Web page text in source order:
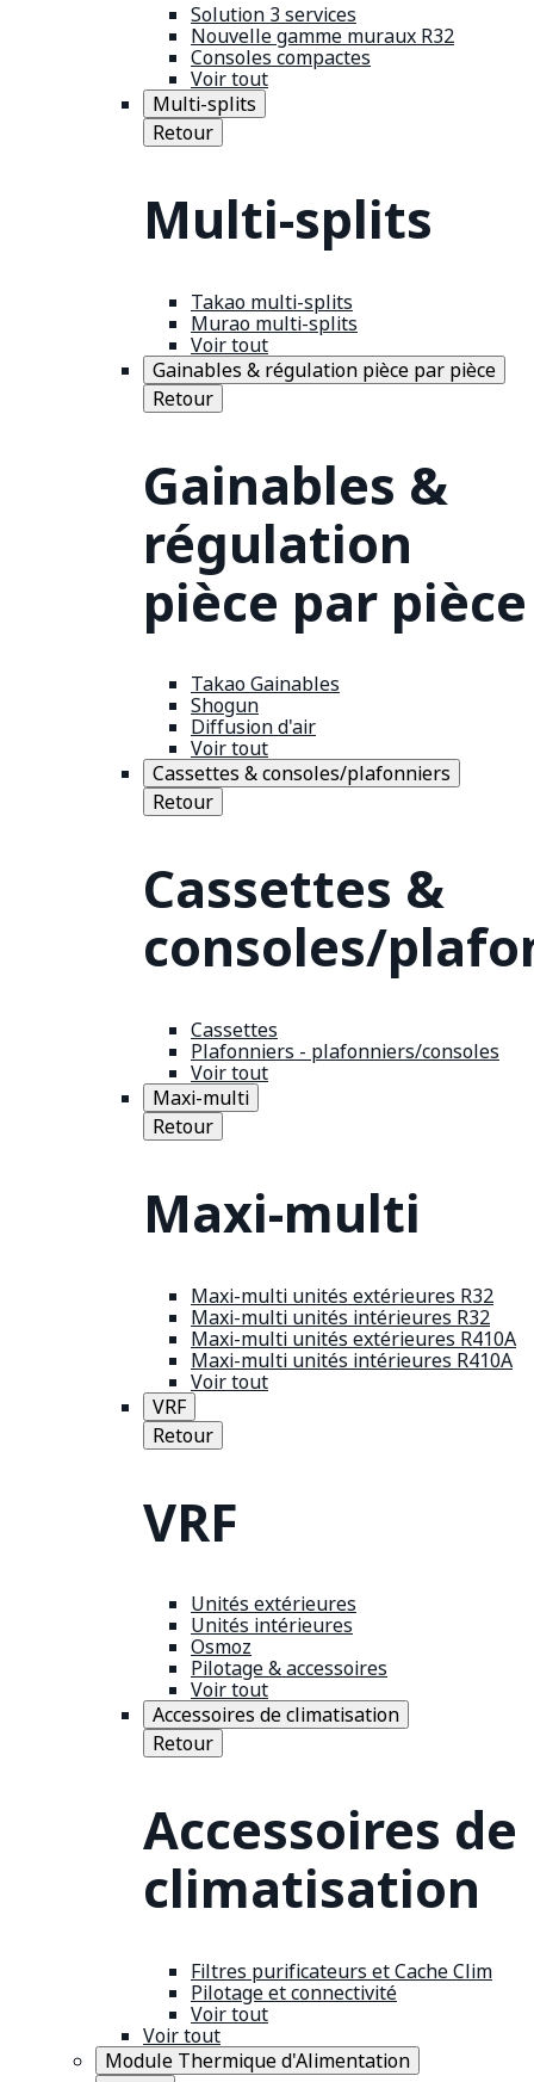
Solution 3 services
Nouvelle gamme muraux R32
Consoles compactes
Voir tout
Multi-splits
Retour
Multi-splits
Takao multi-splits
Murao multi-splits
Voir tout
Gainables & régulation pièce par pièce
Retour
Gainables &
régulation
pièce par pièce
Takao Gainables
Shogun
Diffusion d'air
Voir tout
Cassettes & consoles/plafonniers
Retour
Cassettes &
consoles/
Cassettes
Plafonniers - plafonniers/consoles
Voir tout
Maxi-multi
Retour
Maxi-multi
Maxi-multi unités extérieures R32
Maxi-multi unités intérieures R32
Maxi-multi unités extérieures R410A
Maxi-multi unités intérieures R410A
Voir tout
VRF
Retour
VRF
Unités extérieures
Unités intérieures
Osmoz
Pilotage & accessoires
Voir tout
Accessoires de climatisation
Retour
Accessoires de
climatisation
Filtres purificateurs et Cache Clim
Pilotage et connectivité
Voir tout
Voir tout
Module Thermique d'Alimentation